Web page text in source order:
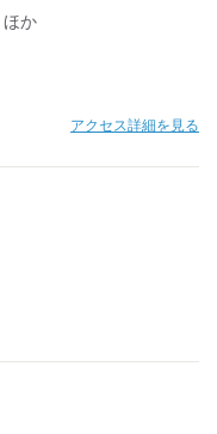
ほか
アクセス詳細を見る